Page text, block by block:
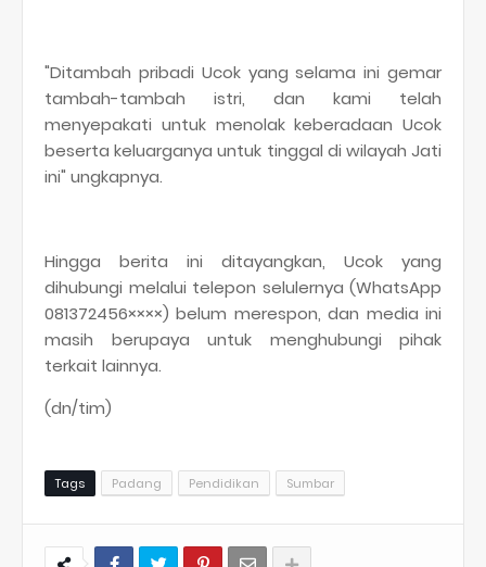
"Ditambah pribadi Ucok yang selama ini gemar
tambah-tambah istri, dan kami telah
menyepakati untuk menolak keberadaan Ucok
beserta keluarganya untuk tinggal di wilayah Jati
ini" ungkapnya.
Hingga berita ini ditayangkan, Ucok yang
dihubungi melalui telepon selulernya (WhatsApp
081372456××××) belum merespon, dan media ini
masih berupaya untuk menghubungi pihak
terkait lainnya.
(dn/tim)
Tags Padang Pendidikan Sumbar